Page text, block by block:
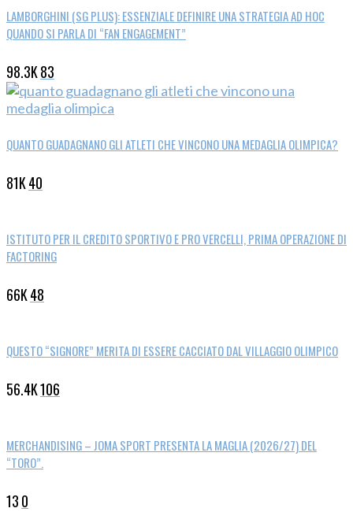
LAMBORGHINI (SG PLUS): ESSENZIALE DEFINIRE UNA STRATEGIA AD HOC
QUANDO SI PARLA DI “FAN ENGAGEMENT”
98.3K83
QUANTO GUADAGNANO GLI ATLETI CHE VINCONO UNA MEDAGLIA OLIMPICA?
81K40
ISTITUTO PER IL CREDITO SPORTIVO E PRO VERCELLI, PRIMA OPERAZIONE DI
FACTORING
66K48
QUESTO “SIGNORE” MERITA DI ESSERE CACCIATO DAL VILLAGGIO OLIMPICO
56.4K106
MERCHANDISING – JOMA SPORT PRESENTA LA MAGLIA (2026/27) DEL
“TORO”.
130